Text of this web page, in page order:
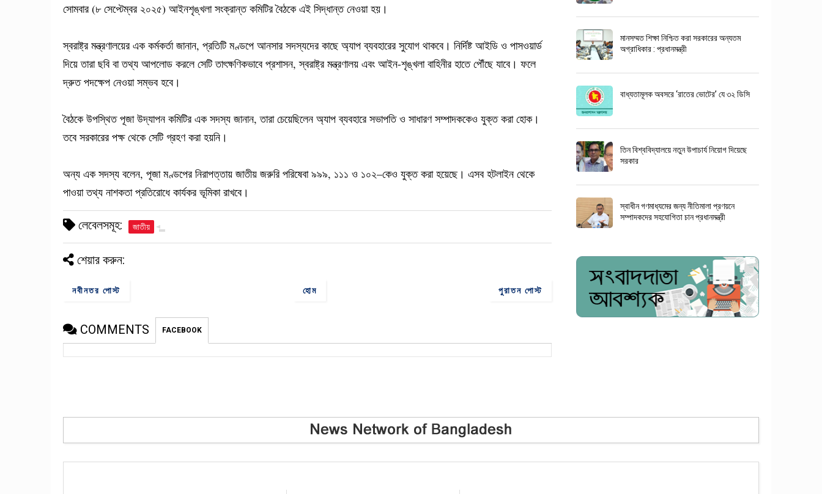
সোমবার (৮ সেপ্টেম্বর ২০২৫) আইনশৃঙ্খলা সংক্রান্ত কমিটির বৈঠকে এই সিদ্ধান্ত নেওয়া হয়।
স্বরাষ্ট্র মন্ত্রণালয়ের এক কর্মকর্তা জানান, প্রতিটি মণ্ডপে আনসার সদস্যদের কাছে অ্যাপ ব্যবহারের সুযোগ থাকবে। নির্দিষ্ট আইডি ও পাসওয়ার্ড
দিয়ে তারা ছবি বা তথ্য আপলোড করলে সেটি তাৎক্ষণিকভাবে প্রশাসন, স্বরাষ্ট্র মন্ত্রণালয় এবং আইন-শৃঙ্খলা বাহিনীর হাতে পৌঁছে যাবে। ফলে
দ্রুত পদক্ষেপ নেওয়া সম্ভব হবে।
বৈঠকে উপস্থিত পূজা উদ্যাপন কমিটির এক সদস্য জানান, তারা চেয়েছিলেন অ্যাপ ব্যবহারে সভাপতি ও সাধারণ সম্পাদককেও যুক্ত করা হোক।
তবে সরকারের পক্ষ থেকে সেটি গ্রহণ করা হয়নি।
অন্য এক সদস্য বলেন, পূজা মণ্ডপের নিরাপত্তায় জাতীয় জরুরি পরিষেবা ৯৯৯, ১১১ ও ১০২–কেও যুক্ত করা হয়েছে। এসব হটলাইন থেকে
পাওয়া তথ্য নাশকতা প্রতিরোধে কার্যকর ভূমিকা রাখবে।
লেবেলসমূহ: জাতীয়
শেয়ার করুন:
নবীনতর পোস্ট পুরাতন পোস্ট
হোম
COMMENTS FACEBOOK
মানসম্মত শিক্ষা নিশ্চিত করা সরকারের অন্যতম
অগ্রাধিকার : প্রধানমন্ত্রী
বাধ্যতামূলক অবসরে ‘রাতের ভোটের’ যে ৩২ ডিসি
তিন বিশ্ববিদ্যালয়ে নতুন উপাচার্য নিয়োগ দিয়েছে
সরকার
স্বাধীন গণমাধ্যমের জন্য নীতিমালা প্রণয়নে
সম্পাদকদের সহযোগিতা চান প্রধানমন্ত্রী